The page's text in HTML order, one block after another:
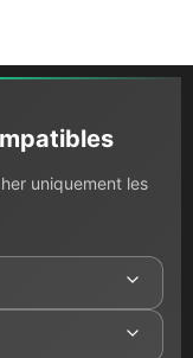
uniquement les